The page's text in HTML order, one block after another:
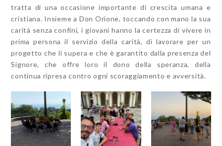
tratta di una occasione importante di crescita umana e
cristiana. Insieme a Don Orione, toccando con mano la sua
carità senza confini, i giovani hanno la certezza di vivere in
prima persona il servizio della carità, di lavorare per un
progetto che li supera e che è garantito dalla presenza del
Signore, che offre loro il dono della speranza, della
continua ripresa contro ogni scoraggiamento e avversità.